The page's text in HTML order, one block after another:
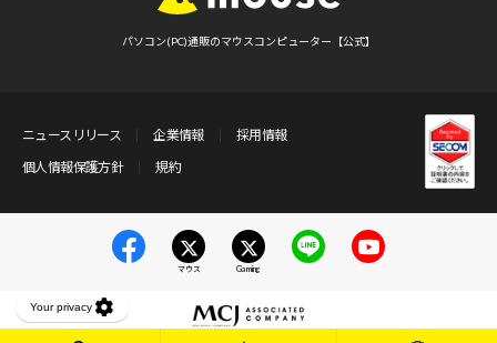
パソコン(PC)通販のマウスコンピューター【公式】
ニュースリリース 企業情報
採用情報
個人情報保護方針
規約
マウス Gaming